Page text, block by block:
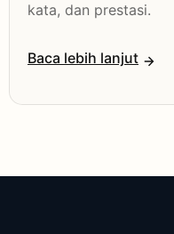
kata, dan prestasi.
Baca lebih lanjut